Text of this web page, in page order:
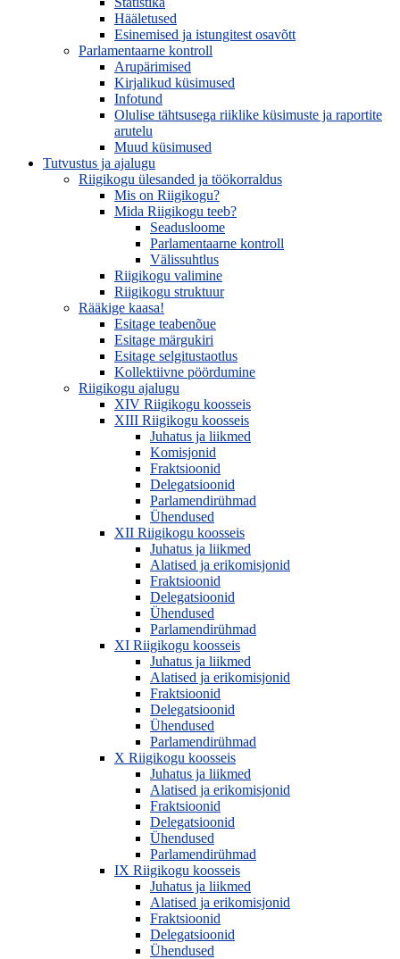
Hääletused
Esinemised ja istungitest osavõtt
Parlamentaarne kontroll
Arupärimised
Kirjalikud küsimused
Infotund
Olulise tähtsusega riiklike küsimuste ja raportite
arutelu
Muud küsimused
Tutvustus ja ajalugu
Riigikogu ülesanded ja töökorraldus
Mis on Riigikogu?
Mida Riigikogu teeb?
Seadusloome
Parlamentaarne kontroll
Välissuhtlus
Riigikogu valimine
Riigikogu struktuur
Rääkige kaasa!
Esitage teabenõue
Esitage märgukiri
Esitage selgitustaotlus
Kollektiivne pöördumine
Riigikogu ajalugu
XIV Riigikogu koosseis
XIII Riigikogu koosseis
Juhatus ja liikmed
Komisjonid
Fraktsioonid
Delegatsioonid
Parlamendirühmad
Ühendused
XII Riigikogu koosseis
Juhatus ja liikmed
Alatised ja erikomisjonid
Fraktsioonid
Delegatsioonid
Ühendused
Parlamendirühmad
XI Riigikogu koosseis
Juhatus ja liikmed
Alatised ja erikomisjonid
Fraktsioonid
Delegatsioonid
Ühendused
Parlamendirühmad
X Riigikogu koosseis
Juhatus ja liikmed
Alatised ja erikomisjonid
Fraktsioonid
Delegatsioonid
Ühendused
Parlamendirühmad
IX Riigikogu koosseis
Juhatus ja liikmed
Alatised ja erikomisjonid
Fraktsioonid
Delegatsioonid
Ühendused